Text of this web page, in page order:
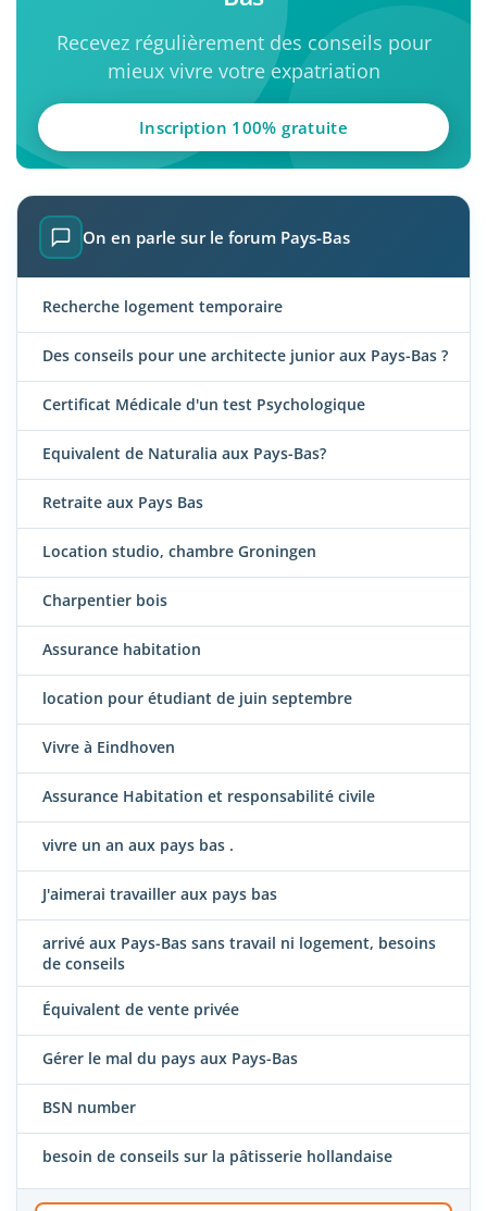
Recevez régulièrement des conseils pour
mieux vivre votre expatriation
Inscription 100% gratuite
On en parle sur le forum Pays-Bas
Recherche logement temporaire
Des conseils pour une architecte junior aux Pays-Bas ?
Certificat Médicale d'un test Psychologique
Equivalent de Naturalia aux Pays-Bas?
Retraite aux Pays Bas
Location studio, chambre Groningen
Charpentier bois
Assurance habitation
location pour étudiant de juin septembre
Vivre à Eindhoven
Assurance Habitation et responsabilité civile
vivre un an aux pays bas .
J'aimerai travailler aux pays bas
arrivé aux Pays-Bas sans travail ni logement, besoins
de conseils
Équivalent de vente privée
Gérer le mal du pays aux Pays-Bas
BSN number
besoin de conseils sur la pâtisserie hollandaise